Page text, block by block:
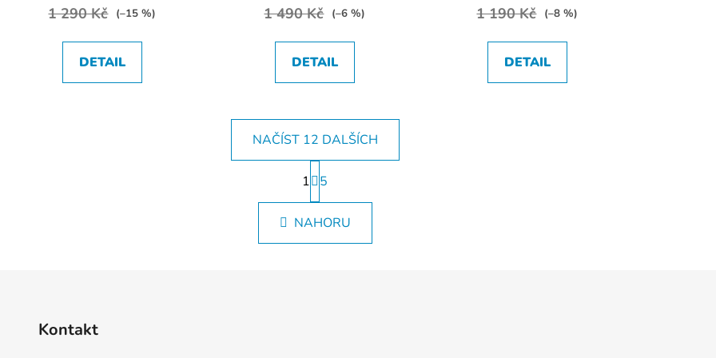
1 290 Kč (–15 %)
DETAIL
1 490 Kč (–6 %)
DETAIL
1 190 Kč (–8 %)
DETAIL
O
v
l
á
NAČÍST 12 DALŠÍCH
S
t
r
n
k
1 5
NAHORU
Kontakt